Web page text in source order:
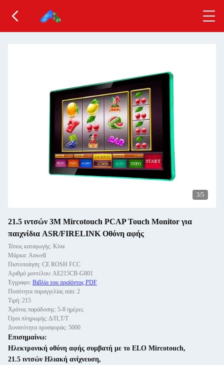
3/5
21.5 ιντσών 3M Mircotouch PCAP Touch Monitor για
παιχνίδια ASR/FIRELINK Οθόνη αφής
Τόπος καταγωγής: Κίνα
Μάρκα: Anwell
Πιστοποίηση: CE ROSH FCC
Αριθμό μοντέλου: ΑΕ215CB-G801
Έγγραφο: Βιβλίο του προϊόντος PDF
Ποσότητα παραγγελίας min: 2
Τιμή: 215
Χρόνος παράδοσης: 5-8 ημέρες
Όροι πληρωμής: Δ/Π,Τ/Τ
Δυνατότητα προσφοράς: 5000
Επισημαίνω:
Ηλεκτρονική οθόνη αφής συμβατή με το ELO Mircotouch,
21.5 ιντσών Ηλιακή ανίχνευση,